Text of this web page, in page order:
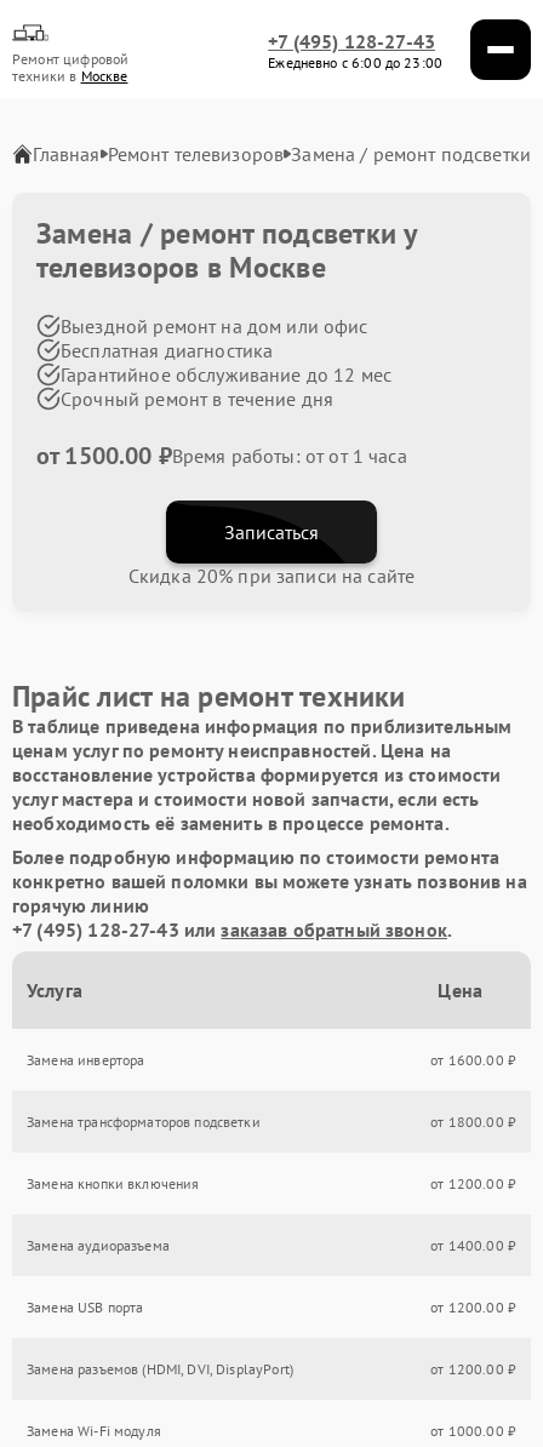
Ремонт цифровой
техники в Москве
+7 (495) 128-27-43
Ежедневно с 6:00 до 23:00
Главная Ремонт телевизоров Замена / ремонт подсветки
Замена / ремонт подсветки у
телевизоров в Москве
Выездной ремонт на дом или офис
Бесплатная диагностика
Гарантийное обслуживание до 12 мес
Срочный ремонт в течение дня
от 1500.00 ₽Время работы: от от 1 часа
Записаться
Скидка 20% при записи на сайте
Прайс лист на ремонт техники
В таблице приведена информация по приблизительным
ценам услуг по ремонту неисправностей. Цена на
восстановление устройства формируется из стоимости
услуг мастера и стоимости новой запчасти, если есть
необходимость её заменить в процессе ремонта.
Более подробную информацию по стоимости ремонта
конкретно вашей поломки вы можете узнать позвонив на
горячую линию
+7 (495) 128-27-43 илизаказав обратный звонок.
Услуга Цена
Замена инвертора от 1600.00 ₽
Замена трансформаторов подсветки от 1800.00 ₽
Замена кнопки включения от 1200.00 ₽
Замена аудиоразъема от 1400.00 ₽
Замена USB порта от 1200.00 ₽
Замена разъемов (HDMI, DVI, DisplayPort) от 1200.00 ₽
Замена Wi-Fi модуля от 1000.00 ₽